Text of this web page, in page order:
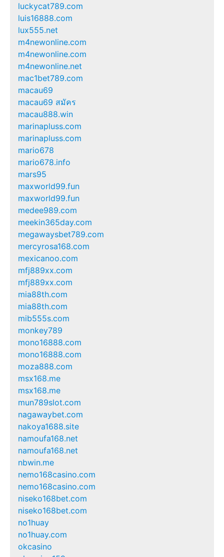
luckycat789.com
luis16888.com
lux555.net
m4newonline.com
m4newonline.com
m4newonline.net
mac1bet789.com
macau69
macau69 สมัคร
macau888.win
marinapluss.com
marinapluss.com
mario678
mario678.info
mars95
maxworld99.fun
maxworld99.fun
medee989.com
meekin365day.com
megawaysbet789.com
mercyrosa168.com
mexicanoo.com
mfj889xx.com
mfj889xx.com
mia88th.com
mia88th.com
mib555s.com
monkey789
mono16888.com
mono16888.com
moza888.com
msx168.me
msx168.me
mun789slot.com
nagawaybet.com
nakoya1688.site
namoufa168.net
namoufa168.net
nbwin.me
nemo168casino.com
nemo168casino.com
niseko168bet.com
niseko168bet.com
no1huay
no1huay.com
okcasino